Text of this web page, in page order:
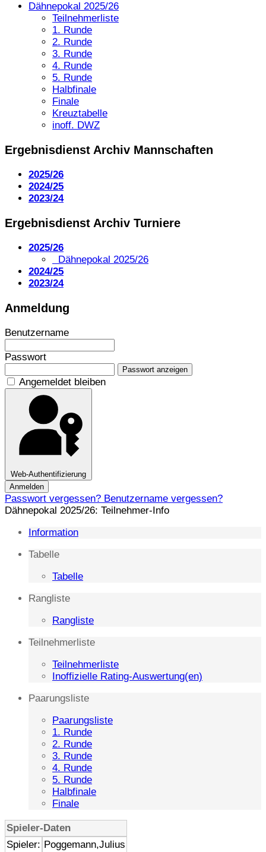
Dähnepokal 2025/26
Teilnehmerliste
1. Runde
2. Runde
3. Runde
4. Runde
5. Runde
Halbfinale
Finale
Kreuztabelle
inoff. DWZ
Ergebnisdienst Archiv Mannschaften
2025/26
2024/25
2023/24
Ergebnisdienst Archiv Turniere
2025/26
Dähnepokal 2025/26
2024/25
2023/24
Anmeldung
Benutzername
Passwort
Passwort anzeigen
Angemeldet bleiben
Web-Authentifizierung
Anmelden
Passwort vergessen? Benutzername vergessen?
Dähnepokal 2025/26: Teilnehmer-Info
Information
Tabelle
Tabelle
Rangliste
Rangliste
Teilnehmerliste
Teilnehmerliste
Inoffizielle Rating-Auswertung(en)
Paarungsliste
Paarungsliste
1. Runde
2. Runde
3. Runde
4. Runde
5. Runde
Halbfinale
Finale
Spieler-Daten
Spieler: Poggemann,Julius